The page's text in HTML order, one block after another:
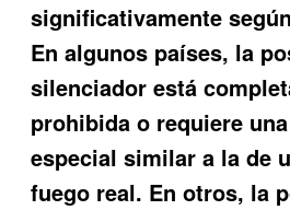
significativamente
En algunos países, la
silenciador está
prohibida o requiere
especial similar a la de
fuego real. En otros, la